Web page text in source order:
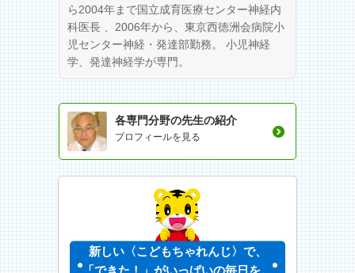
ら2004年まで国立成育医療センター神経内
科医長 、2006年から、東京西徳洲会病院小
児センター神経・発達部勤務。 小児神経
学、発達神経学が専門。
各専門分野の先生の紹介
プロフィールを見る
新しい〈こどもちゃれんじ〉で、
「できた！」がいっぱいの毎日を。